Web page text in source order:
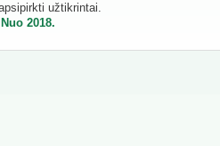
užtikrintai.
2018.